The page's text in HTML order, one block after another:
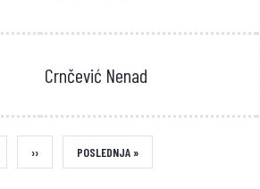
Crnčević Nenad
NEXT
›› LAST
POSLEDNJA »